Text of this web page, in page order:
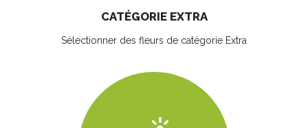
CATÉGORIE EXTRA
Sélectionner des fleurs de catégorie Extra